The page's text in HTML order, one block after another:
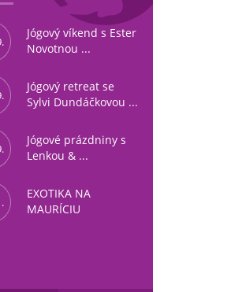
Jógový víkend s Ester
Novotnou ...
Jógový retreat se
Sylvi Dundáčkovou ...
Jógové prázdniny s
Lenkou & ...
EXOTIKA NA
MAURÍCIU